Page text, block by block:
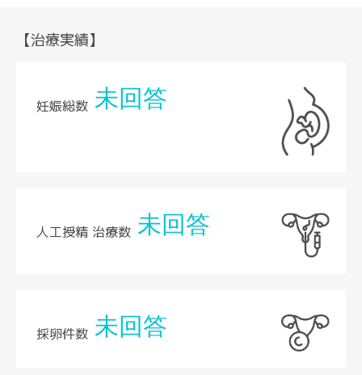
【治療実績】
妊娠総数 未回答
人工授精 治療数 未回答
採卵件数 未回答